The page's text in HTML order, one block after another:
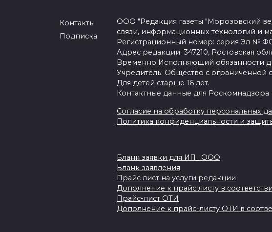
Контакты
Подписка
ООО "Редакция газеты "Морозовский
связи, информационных технологий и
Регистрационный номер: серия Эл №
Адрес редакции: 347210, Ростовская
Временно Исполняющий обязанности
Учредитель: Общество с ограниченной
Для детей старше 16 лет.
Контактные данные для Роскомнадзора
Согласие на обработку персональных
Политика конфиденциальности и
Бланк заявки для ИП_ ООО
Бланк заявления
Прайс лист на услуги редакции
Дополнение к прайс листу в
Прайс-лист ОТИ
Дополнение к прайс-листу ОТИ в